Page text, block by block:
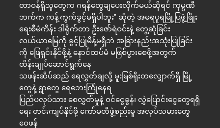
တာဝန်ရှိသူတွေက ဂရန်တွေချပေးလိုက်မယ်ဆိုရင် ကုမ္ပဏီ
ဘက်က ကန့်ကွက်ခွင့်မရှိပါဘူး” ဆိုတဲ့ အမရပူရမြို့ပြဖွံ့ဖြိုး
ရေးစီမံကိန်း ဒါရိုက်တာ ဦးဇော်ရဲဝင်းနဲ့ တွေ့ဆုံခြင်း
လယ်ယာမြေကို ခွင့်ပြုမိန့်မရှိဘဲ အခြားနည်းအသုံးပြုခြင်း
ကို ဖြေရှင်းနိုင်ဖို့နဲ့ နောင်ထပ်မံ မဖြစ်ပွားစေဖို့အတွက်
ထိန်းချုပ်ဆောင်ရွက်နေ
သဖန်းဆိပ်ဆည် ရေလွှတ်ချလို့ မူးမြစ်ရိုးတလျှောက်ရှိ မြို့
တွေနဲ့ ရွာတွေ ရေဘေးကြုံနေရ
ပြည်ပလုပ်သား စေလွှတ်မှုနဲ့ ဝင်ငွေခွန်၊ လွှဲပြောင်းငွေတွေရရှိ
ရေး တင်းကျပ်နိုင်ဖို့ ကော်မတီဖွဲ့စည်းမှု အလုပ်သမားတွေ
ဝေဖန်